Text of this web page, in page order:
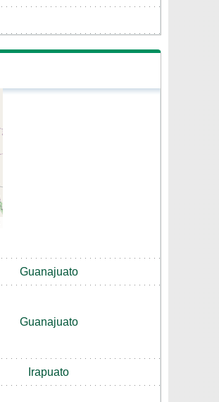
Guanajuato
Guanajuato
Irapuato